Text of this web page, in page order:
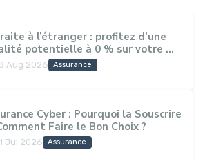
à l’étranger : profitez d’une
potentielle à 0 % sur votre ...
Aug 2026 Assurance
Cyber : Pourquoi la Souscrire
Faire le Bon Choix ?
Jul 2026 Assurance